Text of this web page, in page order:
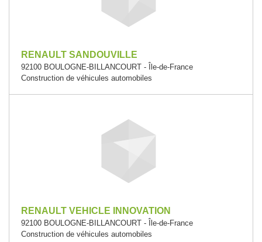
RENAULT SANDOUVILLE
92100 BOULOGNE-BILLANCOURT - Île-de-France
Construction de véhicules automobiles
RENAULT VEHICLE INNOVATION
92100 BOULOGNE-BILLANCOURT - Île-de-France
Construction de véhicules automobiles